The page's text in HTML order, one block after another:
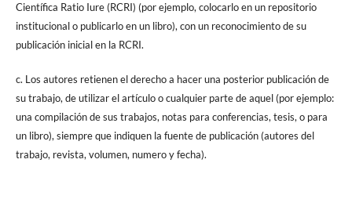
Científica Ratio Iure (RCRI) (por ejemplo, colocarlo en un repositorio
institucional o publicarlo en un libro), con un reconocimiento de su
publicación inicial en la RCRI.
c. Los autores retienen el derecho a hacer una posterior publicación de
su trabajo, de utilizar el artículo o cualquier parte de aquel (por ejemplo:
una compilación de sus trabajos, notas para conferencias, tesis, o para
un libro), siempre que indiquen la fuente de publicación (autores del
trabajo, revista, volumen, numero y fecha).